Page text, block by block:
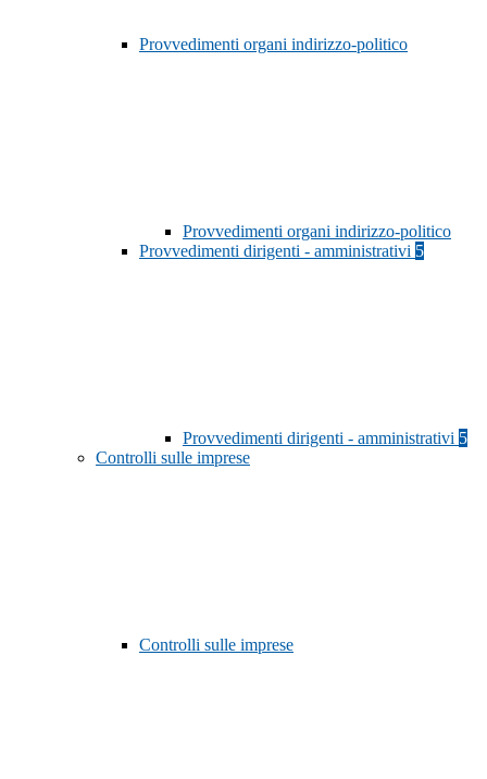
Provvedimenti organi indirizzo-politico
Provvedimenti organi indirizzo-politico
Provvedimenti dirigenti - amministrativi 5
Provvedimenti dirigenti - amministrativi 5
Controlli sulle imprese
Controlli sulle imprese